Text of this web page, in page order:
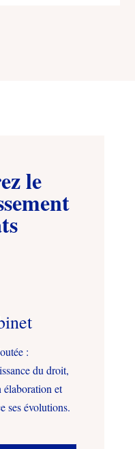
le
:
du droit,
élaboration et
ses évolutions.